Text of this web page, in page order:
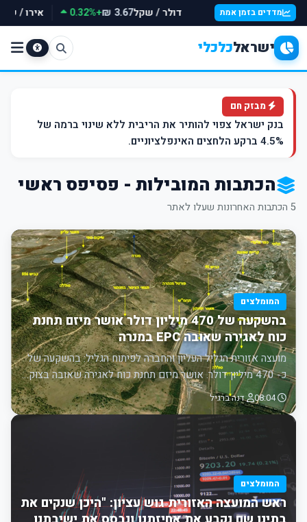
מדדים בזמן אמת דולר / שקל3.67 ₪
+0.32% אירו /
ישראלכלכלי
מבזק חם
בנק ישראל צפוי להותיר את הריבית ללא שינוי ברמה של
4.5% ברקע הלחצים האינפלציוניים.
הכתבות המובילות - פסיפס ראשי
5 הכתבות האחרונות שעלו לאתר
המומלצים
בהשקעה של 470 מיליון דולר אושר מיזם תחנת
כוח לאגירה שאובה EPC במנרה
מועצה אזורית הגליל העליון והחברה לפיתוח הגליל: בהשקעה של
כ- 470 מיליון דולר. אושר מיזם תחנת כוח לאגירה שאובה בצוק…
08:04 דנה ברגיל
המומלצים
ראש המועצה האזורית גוש עציון: "היכן שנקים את